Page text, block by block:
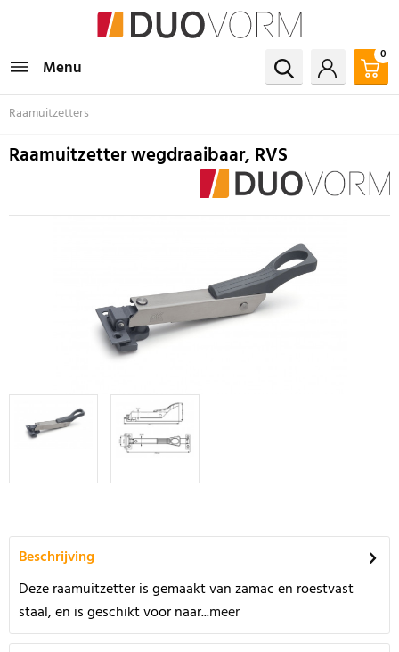
Menu
0
Raamuitzetters
Raamuitzetter wegdraaibaar, RVS
Beschrijving
Deze raamuitzetter is gemaakt van zamac en roestvast
staal, en is geschikt voor naar...meer